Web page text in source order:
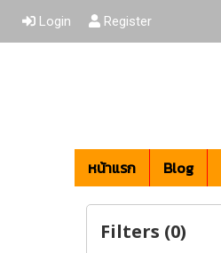
Login Register
หน้าแรก Blog
Filters (0)